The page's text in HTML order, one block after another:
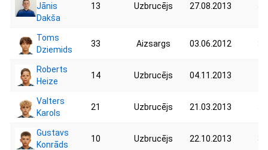
Jānis
Dakša
13 Uzbrucējs 27.08.2013
Toms
Dziemids
33 Aizsargs 03.06.2012
Roberts
Heize
14 Uzbrucējs 04.11.2013
Valters
Karols
21 Uzbrucējs 21.03.2013
Gustavs
Konrāds
10 Uzbrucējs 22.10.2013